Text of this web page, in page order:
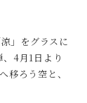
」をグラスに
4月1日より
移ろう空と、